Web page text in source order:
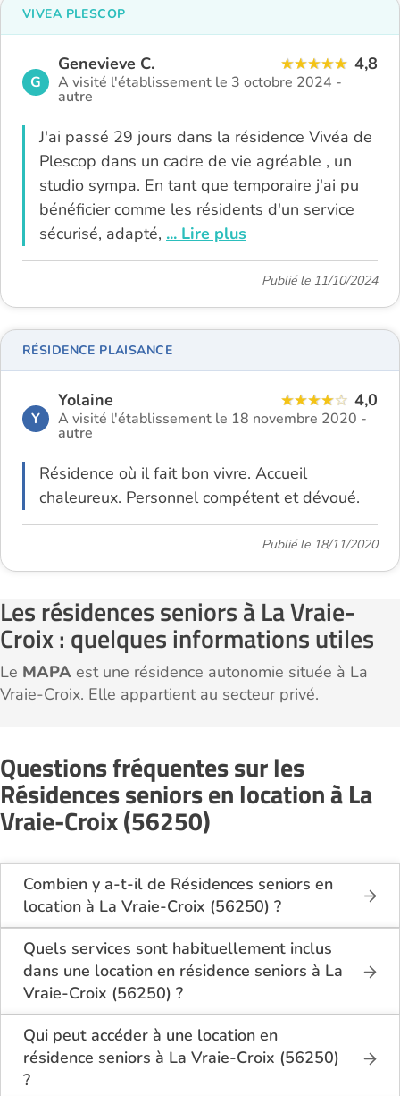
G
Genevieve C. 4,8
A visité l'établissement le 3 octobre 2024 -
autre
J'ai passé 29 jours dans la résidence Vivéa de
Plescop dans un cadre de vie agréable , un
studio sympa. En tant que temporaire j'ai pu
bénéficier comme les résidents d'un service
sécurisé, adapté, ... Lire plus
VIVEA PLESCOP
Publié le 11/10/2024
Y
Yolaine 4,0
A visité l'établissement le 18 novembre 2020 -
autre
Résidence où il fait bon vivre. Accueil
chaleureux. Personnel compétent et dévoué.
RÉSIDENCE PLAISANCE
Publié le 18/11/2020
Les résidences seniors à La Vraie-
Croix : quelques informations utiles
Le MAPA est une résidence autonomie située à La
Vraie-Croix. Elle appartient au secteur privé.
Questions fréquentes sur les
Résidences seniors en location à La
Vraie-Croix (56250)
Combien y a-t-il de Résidences seniors en
location à La Vraie-Croix (56250) ?
Sur le site Logement-seniors.com, on recense
actuellement 1 Résidences seniors en location à La
Vraie-Croix (56250).
Quels services sont habituellement inclus
dans une location en résidence seniors à La
Vraie-Croix (56250) ?
En location à La Vraie-Croix (56250), la résidence
seniors inclut généralement : l’entretien des espaces
communs, l’accès à des activités, la présence d’un
accueil / surveillance, la restauration ou service
repas optionnel. Certains services sont optionnels et
Qui peut accéder à une location en
résidence seniors à La Vraie-Croix (56250)
?